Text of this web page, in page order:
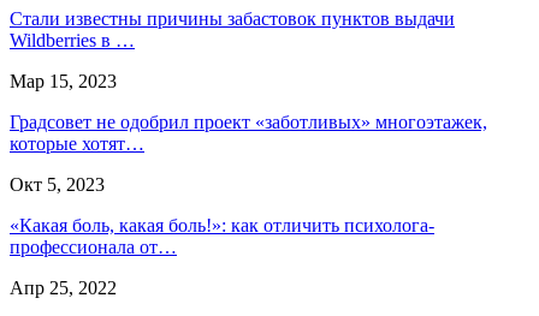
Стали известны причины забастовок пунктов выдачи
Wildberries в …
Мар 15, 2023
Градсовет не одобрил проект «заботливых» многоэтажек,
которые хотят…
Окт 5, 2023
«Какая боль, какая боль!»: как отличить психолога-
профессионала от…
Апр 25, 2022